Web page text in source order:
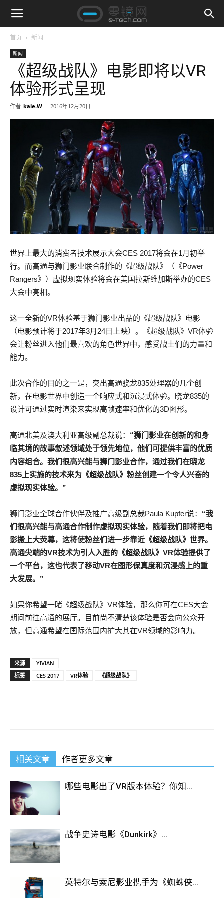
首页 新闻
新闻
《超级战队》电影即将以VR
体验形式呈现
作者 kale.W - 2016年12月20日
世界上最大的消费者技术展示大会CES 2017将会在1月初举
行。而高通与狮门影业联合制作的《超级战队》（《Power
Rangers》）虚拟现实体验将会在美国拉斯维加斯举办的CES
大会中亮相。
这一全新的VR体验基于狮门影业出品的《超级战队》电影
（电影预计将于2017年3月24日上映）。《超级战队》VR体验
会让粉丝进入他们最喜欢的角色世界中，感受战士们的力量和
能力。
此次合作的目的之一是，突出高通骁龙835处理器的几个创
新，在电影世界中创造一个响应式和沉浸式体验。晓龙835的
设计可通过实时渲染来实现高帧速率和优化的3D图形。
高通北美及澳大利亚高级副总裁说： “狮门影业在创新的和身
临其境的故事叙述领域处于领先地位，他们可提供丰富的优质
内容组合。我们很高兴能与狮门影业合作，通过我们在晓龙
835上实施的技术来为《超级战队》粉丝创建一个令人兴奋的
虚拟现实体验。”
狮门影业全球合作伙伴及推广高级副总裁Paula Kupfer说： “我
们很高兴能与高通合作制作虚拟现实体验，随着我们即将把电
影搬上大荧幕，这将使粉丝们进一步靠近《超级战队》世界。
高通尖端的VR技术为引人入胜的《超级战队》VR体验提供了
一个平台，这也代表了移动VR在图形保真度和沉浸感上的重
大发展。”
如果你希望一睹《超级战队》VR体验，那么你可在CES大会
期间前往高通的展厅。目前尚不清楚该体验是否会向公众开
放，但高通希望在国际范围内扩大其在VR领域的影响力。
来源
YIVIAN
标签
CES 2017 VR体验 《超级战队》
相关文章 作者更多文章
哪些电影出了VR版本体验？你知...
战争史诗电影《Dunkirk》...
英特尔与索尼影业携手为《蜘蛛侠...